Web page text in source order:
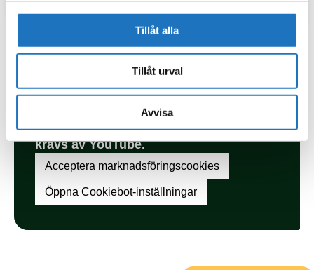
Tillåt alla
Tillåt urval
Avvisa